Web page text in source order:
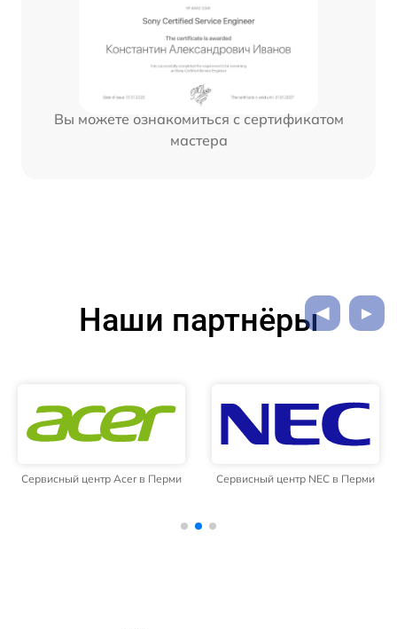
Вы можете ознакомиться с сертификатом
мастера
Наши партнёры
Сервисный центр Acer в Перми Сервисный центр NEC в Перми